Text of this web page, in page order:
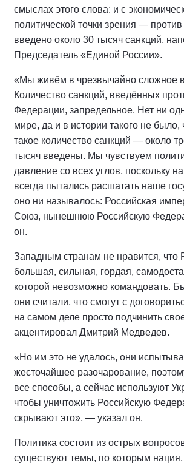
смыслах этого слова: и с
политической точки зрения —
введено около 30 тысяч санкций,
Председатель «Единой России».
«Мы живём в чрезвычайно сложное
Количество санкций, введённых
Федерации, запредельное. Нет ни
мире, да и в истории такого не
такое количество санкций — около
тысяч введены. Мы чувствуем
давление со всех углов, поскольку
всегда пытались расшатать наше
оно ни называлось: Российская
Союз, нынешнюю Российскую
он.
Западным странам не нравится, что
большая, сильная, гордая,
которой невозможно командовать.
они считали, что смогут с
на самом деле просто подчинить
акцентировал Дмитрий Медведев.
«Но им это не удалось, они
жесточайшее разочарование,
все способы, а сейчас используют
чтобы уничтожить Российскую
скрывают это», — указал он.
Политика состоит из острых
существуют темы, по которым